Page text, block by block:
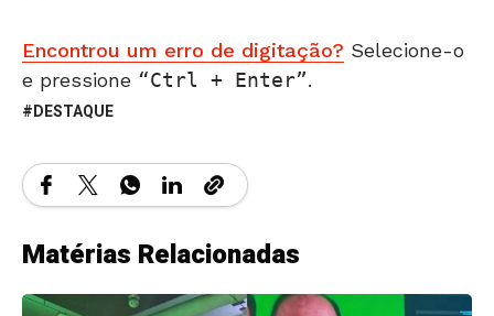
Encontrou um erro de digitação? Selecione-o
e pressione
Ctrl + Enter .
DESTAQUE
Matérias Relacionadas